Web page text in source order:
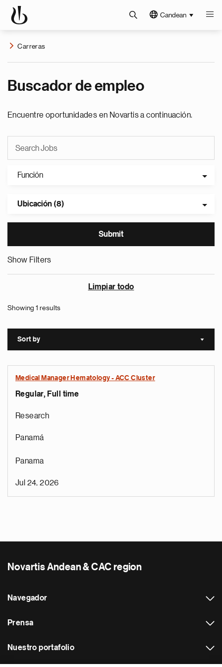
Candean
Carreras
Buscador de empleo
Encuentre oportunidades en Novartis a continuación.
Función
Ubicación (8)
Show Filters
Limpiar todo
Showing 1 results
Sort by Sort
Medical Manager Hematology - ACC Cluster
Regular, Full time
Research
Panamá
Panama
Jul 24, 2026
Novartis Andean & CAC region
Navegador
Prensa
Nuestro portafolio